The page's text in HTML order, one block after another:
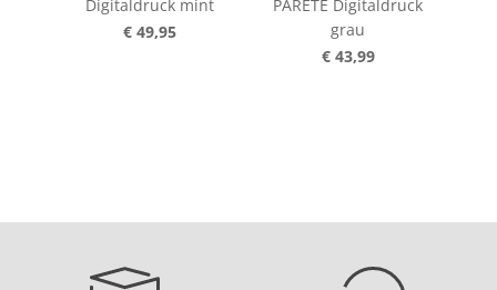
Digitaldruck mint
€ 49,95
PARETE Digitaldruck
grau
€ 43,99